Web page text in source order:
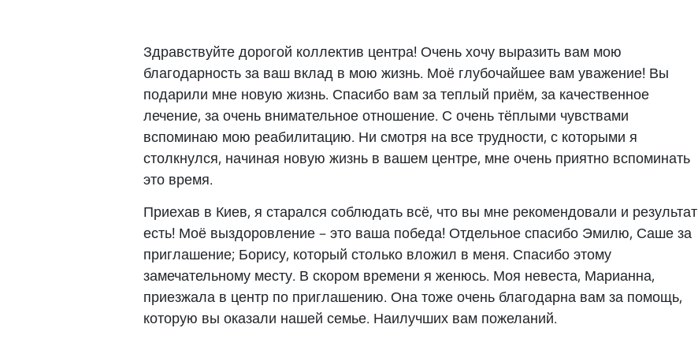
Здравствуйте дорогой коллектив центра! Очень хочу выразить вам мою
благодарность за ваш вклад в мою жизнь. Моё глубочайшее вам уважение! Вы
подарили мне новую жизнь. Спасибо вам за теплый приём, за качественное
лечение, за очень внимательное отношение. С очень тёплыми чувствами
вспоминаю мою реабилитацию. Ни смотря на все трудности, с которыми я
столкнулся, начиная новую жизнь в вашем центре, мне очень приятно вспоминать
это время.
Приехав в Киев, я старался соблюдать всё, что вы мне рекомендовали и результат
есть! Моё выздоровление – это ваша победа! Отдельное спасибо Эмилю, Саше за
приглашение; Борису, который столько вложил в меня. Спасибо этому
замечательному месту. В скором времени я женюсь. Моя невеста, Марианна,
приезжала в центр по приглашению. Она тоже очень благодарна вам за помощь,
которую вы оказали нашей семье. Наилучших вам пожеланий.